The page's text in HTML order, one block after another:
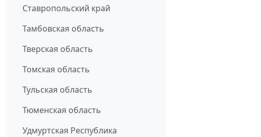
Ставропольский край
Тамбовская область
Тверская область
Томская область
Тульская область
Тюменская область
Удмуртская Республика